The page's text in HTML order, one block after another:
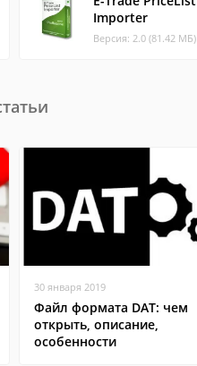
Importer
Версия: 2.0 (81.42 МБ)
30 января 2019
Файл формата DAT: чем
открыть, описание,
особенности